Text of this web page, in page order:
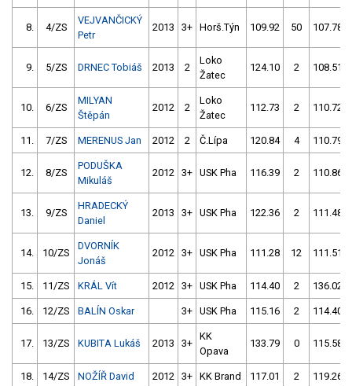
8. 4/ZS
VEJVANČICKÝ
Petr
2013 3+ Horš.Týn 109.92 50 107.78
9. 5/ZS DRNEC Tobiáš 2013 2
Loko
Žatec
124.10 2 108.51
10. 6/ZS
MILYAN
Štěpán
2012 2
Loko
Žatec
112.73 2 110.72
11. 7/ZS MERENUS Jan 2012 2 Č.Lípa 120.84 4 110.79
12. 8/ZS
PODUŠKA
Mikuláš
2012 3+ USK Pha 116.39 2 110.86
13. 9/ZS
HRADECKÝ
Daniel
2013 3+ USK Pha 122.36 2 111.48
14. 10/ZS
DVORNÍK
Jonáš
2012 3+ USK Pha 111.28 12 111.51
15. 11/ZS KRÁL Vít 2012 3+ USK Pha 114.40 2 136.02
16. 12/ZS BALÍN Oskar 3+ USK Pha 115.16 2 114.40
17. 13/ZS KUBITA Lukáš 2013 3+
KK
Opava
133.79 0 115.58
18. 14/ZS NOŽÍŘ David 2012 3+ KK Brand 117.01 2 119.26